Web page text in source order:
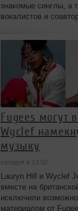
знакомые синглы, а
вокалистов и
Fugees могут
Wyclef
музыку
сегодня в 13:02
Lauryn Hill и Wyclef
вместе на
исключили
материалом от